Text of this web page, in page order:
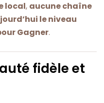
local, aucune chaîne
le niveau
Gagner.
fidèle et